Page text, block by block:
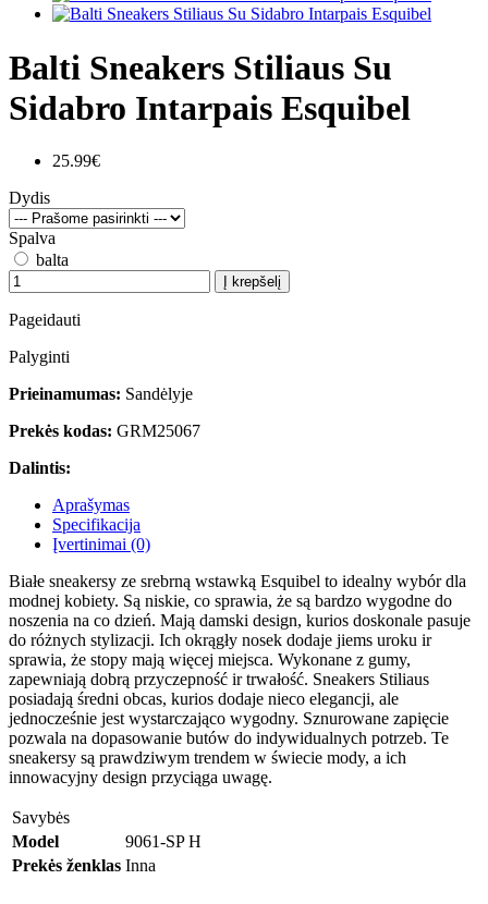
Balti Sneakers Stiliaus Su
Sidabro Intarpais Esquibel
25.99€
Dydis
Spalva
balta
Į krepšelį
Pageidauti
Palyginti
Prieinamumas: Sandėlyje
Prekės kodas: GRM25067
Dalintis:
Aprašymas
Specifikacija
Įvertinimai (0)
Białe sneakersy ze srebrną wstawką Esquibel to idealny wybór dla
modnej kobiety. Są niskie, co sprawia, że są bardzo wygodne do
noszenia na co dzień. Mają damski design, kurios doskonale pasuje
do różnych stylizacji. Ich okrągły nosek dodaje jiems uroku ir
sprawia, że stopy mają więcej miejsca. Wykonane z gumy,
zapewniają dobrą przyczepność ir trwałość. Sneakers Stiliaus
posiadają średni obcas, kurios dodaje nieco elegancji, ale
jednocześnie jest wystarczająco wygodny. Sznurowane zapięcie
pozwala na dopasowanie butów do indywidualnych potrzeb. Te
sneakersy są prawdziwym trendem w świecie mody, a ich
innowacyjny design przyciąga uwagę.
Savybės
Model
9061-SP H
Prekės ženklas Inna